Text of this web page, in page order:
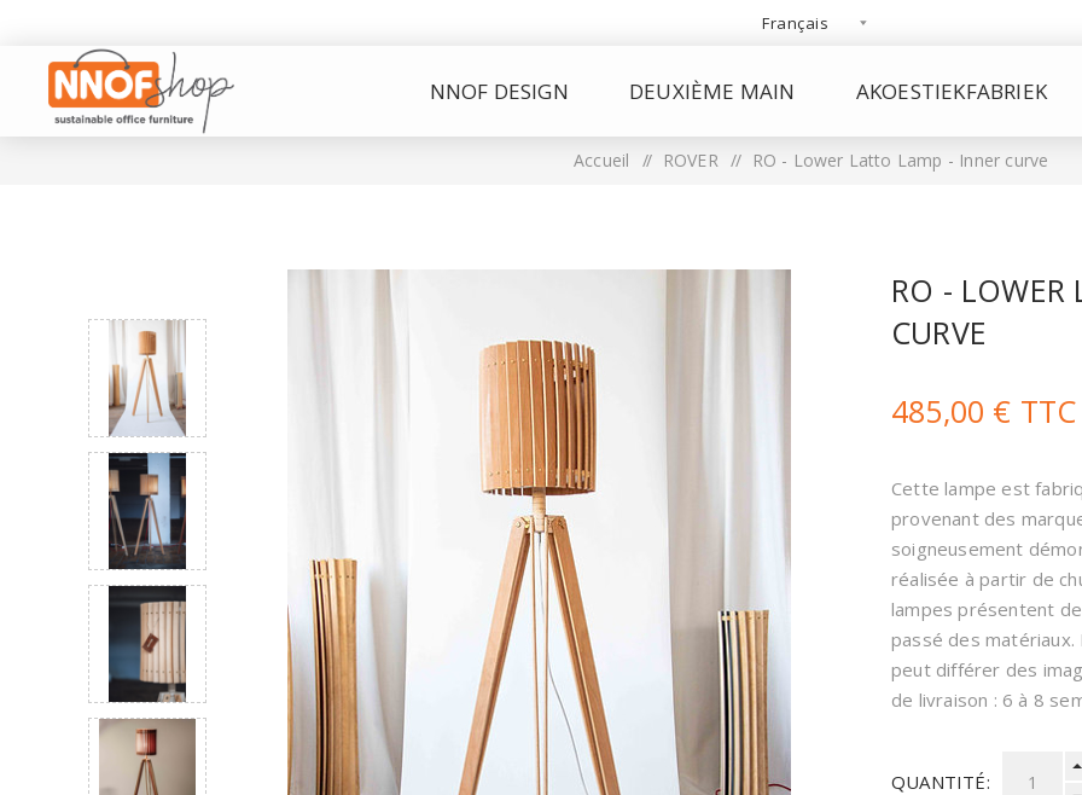
NNOF DESIGN DEUXIÈME MAIN AKOESTIEKFABRIEK
Accueil / ROVER / RO - Lower Latto Lamp - Inner curve
RO - LOWER
CURVE
485,00 € TTC
Cette lampe est
provenant des
soigneusement
réalisée à partir de
lampes présentent
passé des
peut différer des
de livraison : 6 à 8
QUANTITÉ: